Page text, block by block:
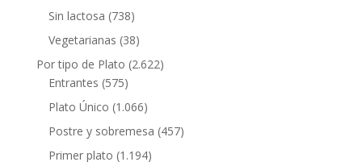
Sin lactosa (738)
Vegetarianas (38)
Por tipo de Plato (2.622)
Entrantes (575)
Plato Único (1.066)
Postre y sobremesa (457)
Primer plato (1.194)